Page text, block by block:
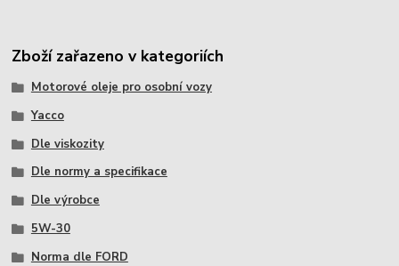
Zboží zařazeno v kategoriích
Motorové oleje pro osobní vozy
Yacco
Dle viskozity
Dle normy a specifikace
Dle výrobce
5W-30
Norma dle FORD